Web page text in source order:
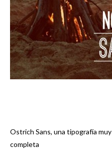
Navegación
Ostrich Sans, una tipografía muy
completa